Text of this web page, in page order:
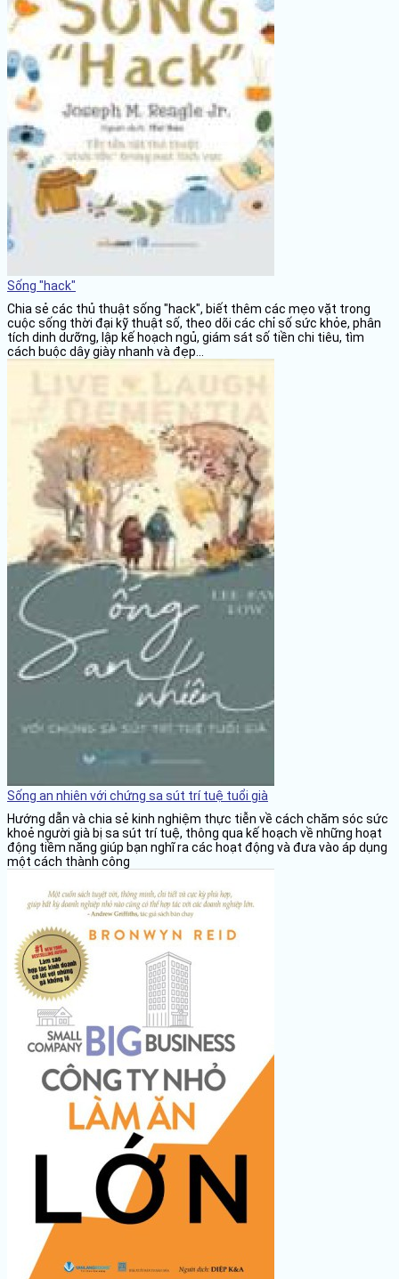
Sống "hack"
Chia sẻ các thủ thuật sống "hack", biết thêm các mẹo vặt trong
cuộc sống thời đại kỹ thuật số, theo dõi các chỉ số sức khỏe, phân
tích dinh dưỡng, lập kế hoạch ngủ, giám sát số tiền chi tiêu, tìm
cách buộc dây giày nhanh và đẹp...
Sống an nhiên với chứng sa sút trí tuệ tuổi già
Hướng dẫn và chia sẻ kinh nghiệm thực tiễn về cách chăm sóc sức
khoẻ người già bị sa sút trí tuệ, thông qua kế hoạch về những hoạt
động tiềm năng giúp bạn nghĩ ra các hoạt động và đưa vào áp dụng
một cách thành công